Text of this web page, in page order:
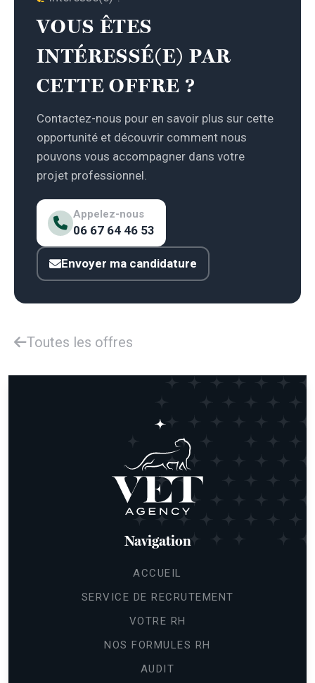
VOUS ÊTES
INTÉRESSÉ(E) PAR
CETTE OFFRE ?
Contactez-nous pour en savoir plus sur cette
opportunité et découvrir comment nous
pouvons vous accompagner dans votre
projet professionnel.
Appelez-nous
06 67 64 46 53
Envoyer ma candidature
Toutes les offres
Navigation
ACCUEIL
SERVICE DE RECRUTEMENT
VOTRE RH
NOS FORMULES RH
AUDIT